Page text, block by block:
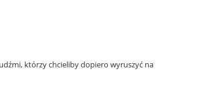
którzy chcieliby dopiero wyruszyć na